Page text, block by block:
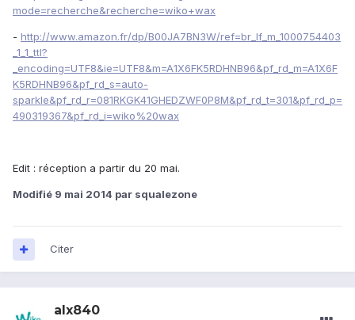
mode=recherche&recherche=wiko+wax
- http://www.amazon.fr/dp/B00JA7BN3W/ref=br_lf_m_1000754403
_1_1_ttl?
_encoding=UTF8&ie=UTF8&m=A1X6FK5RDHNB96&pf_rd_m=A1X6F
K5RDHNB96&pf_rd_s=auto-
sparkle&pf_rd_r=081RKGK41GHEDZWF0P8M&pf_rd_t=301&pf_rd_p=
490319367&pf_rd_i=wiko%20wax
Edit : réception a partir du 20 mai.
Modifié 9 mai 2014 par squalezone
Citer
alx840